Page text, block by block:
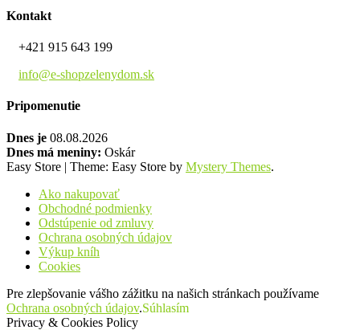
Kontakt
+421 915 643 199
info@e-shopzelenydom.sk
Pripomenutie
Dnes je 08.08.2026
Dnes má meniny: Oskár
Easy Store | Theme: Easy Store by Mystery Themes.
Ako nakupovať
Obchodné podmienky
Odstúpenie od zmluvy
Ochrana osobných údajov
Výkup kníh
Cookies
Pre zlepšovanie vášho zážitku na našich stránkach používame
Ochrana osobných údajov.Súhlasím
Privacy & Cookies Policy